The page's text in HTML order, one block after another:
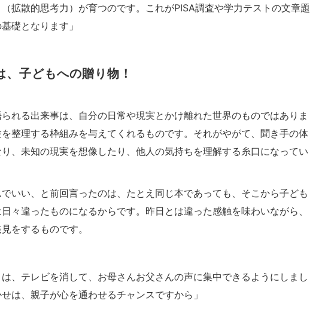
拡散的思考力）が育つのです。これがPISA調査や学力テストの文章題
礎となります」
子どもへの贈り物！
られる出来事は、自分の日常や現実とかけ離れた世界のものではありま
整理する枠組みを与えてくれるものです。それがやがて、聞き手の体
、未知の現実を想像したり、他人の気持ちを理解する糸口になってい
いい、と前回言ったのは、たとえ同じ本であっても、そこから子ども
々違ったものになるからです。昨日とは違った感触を味わいながら、
をするものです。
、テレビを消して、お母さんお父さんの声に集中できるようにしまし
は、親子が心を通わせるチャンスですから」